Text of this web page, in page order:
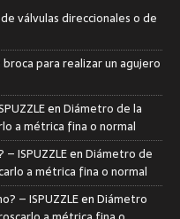
válvulas direccionales o de
para realizar un agujero
enDiámetro de la
a métrica fina o normal
ISPUZZLEenDiámetro de
a métrica fina o normal
– ISPUZZLEenDiámetro